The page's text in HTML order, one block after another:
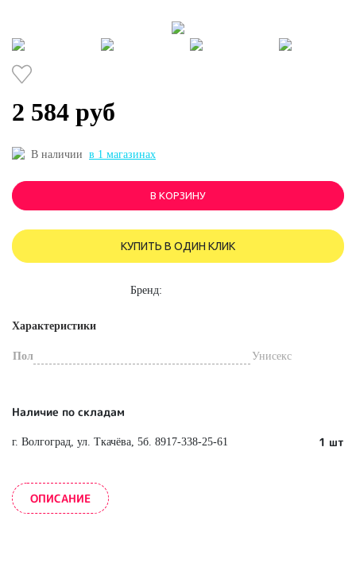
2 584 руб
В наличии в 1 магазинах
В КОРЗИНУ
КУПИТЬ В ОДИН КЛИК
Бренд:
Характеристики
Пол Унисекс
Наличие по складам
г. Волгоград, ул. Ткачёва, 5б. 8917-338-25-61 1 шт
ОПИСАНИЕ